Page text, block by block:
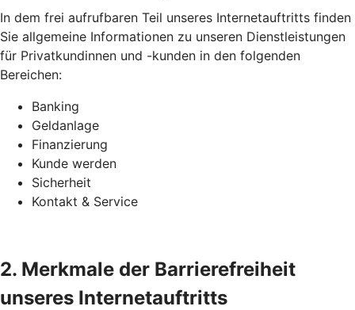
In dem frei aufrufbaren Teil unseres Internetauftritts finden
Sie allgemeine Informationen zu unseren Dienstleistungen
für Privatkundinnen und -kunden in den folgenden
Bereichen:
Banking
Geldanlage
Finanzierung
Kunde werden
Sicherheit
Kontakt & Service
2. Merkmale der Barrierefreiheit
unseres Internetauftritts